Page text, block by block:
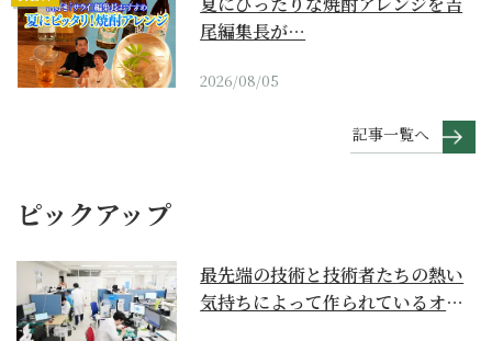
尾編集長が…
2026/08/05
記事一覧へ
ピックアップ
最先端の技術と技術者たちの熱い
気持ちによって作られているオー